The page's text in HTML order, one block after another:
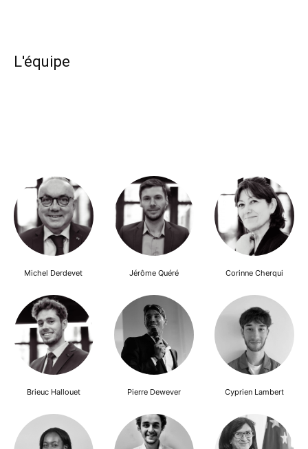
L'équipe
Michel Derdevet Jérôme Quéré Corinne Cherqui
Brieuc Hallouet Pierre Dewever Cyprien Lambert